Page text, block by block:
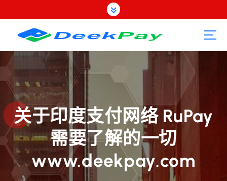
至
关于印度支付网络 RuPay
需要了解的一切
www.deekpay.com